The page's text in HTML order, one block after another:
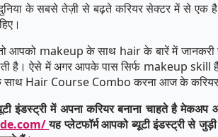
के सबसे तेज़ी से बढ़ते करियर सेक्टर में से एक
आपको makeup के साथ hair के बारें में जानकरी
है। ऐसे में अगर आपके पास सिर्फ makeup
Hair Course Combo करना आज के करियर
में अपना करियर बनाना चाहते है मेकअप
यह प्लेटफॉर्म आपको ब्यूटी इंडस्ट्री से